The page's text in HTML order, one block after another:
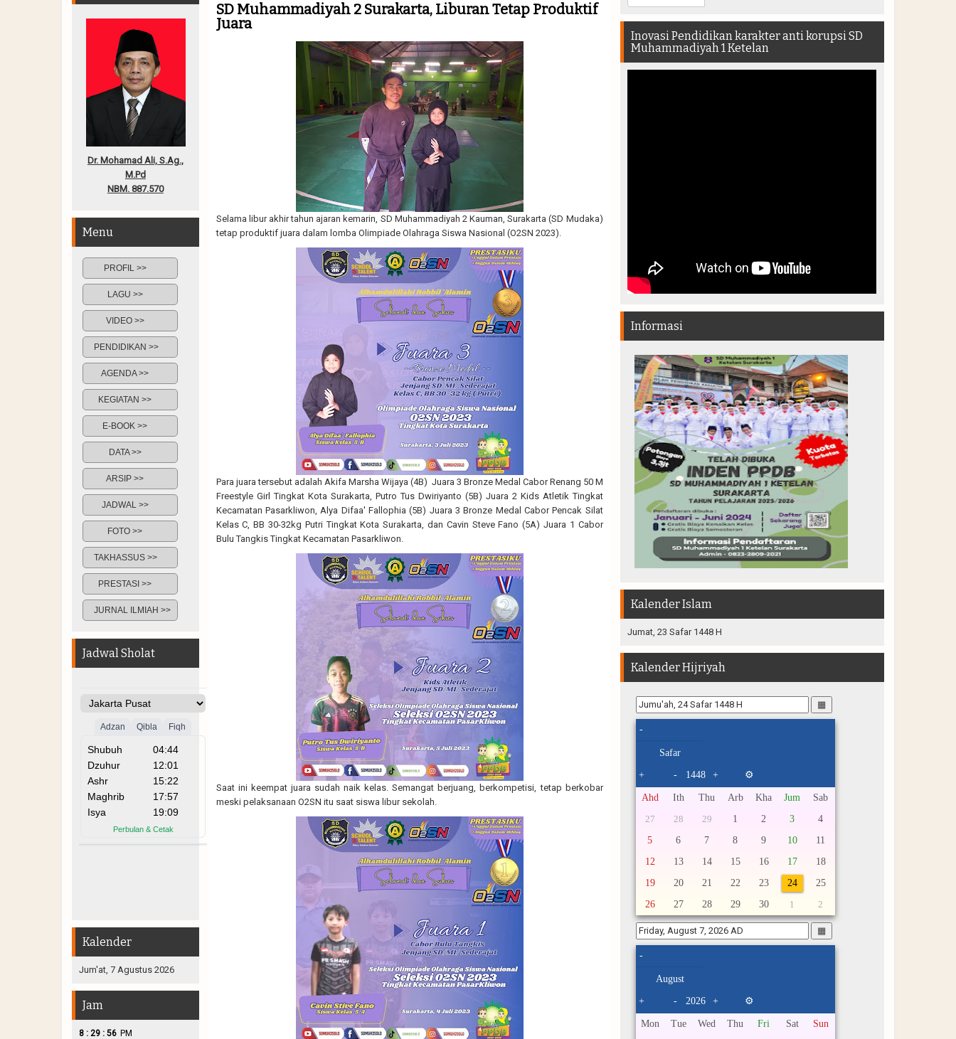
SD Muhammadiyah 2 Surakarta, Liburan Tetap Produktif
Juara
Selama libur akhir tahun ajaran kemarin, SD Muhammadiyah 2 Kauman, Surakarta (SD Mudaka)
tetap produktif juara dalam lomba Olimpiade Olahraga Siswa Nasional (O2SN 2023).
Para juara tersebut adalah Akifa Marsha Wijaya (4B) Juara 3 Bronze Medal Cabor Renang 50 M
Freestyle Girl Tingkat Kota Surakarta, Putro Tus Dwiriyanto (5B) Juara 2 Kids Atletik Tingkat
Kecamatan Pasarkliwon, Alya Difaa' Fallophia (5B) Juara 3 Bronze Medal Cabor Pencak Silat
Kelas C, BB 30-32kg Putri Tingkat Kota Surakarta, dan Cavin Steve Fano (5A) Juara 1 Cabor
Bulu Tangkis Tingkat Kecamatan Pasarkliwon.
Saat ini keempat juara sudah naik kelas. Semangat berjuang, berkompetisi, tetap berkobar
meski pelaksanaan O2SN itu saat siswa libur sekolah.
Dr. Mohamad Ali, S.Ag.,
M.Pd
NBM. 887.570
Menu
PROFIL >>
LAGU >>
VIDEO >>
PENDIDIKAN >>
AGENDA >>
KEGIATAN >>
E-BOOK >>
DATA >>
ARSIP >>
JADWAL >>
FOTO >>
TAKHASSUS >>
PRESTASI >>
JURNAL ILMIAH >>
Jadwal Sholat
Kalender
Jum'at, 7 Agustus 2026
Jam
8 : 29 : 58 PM
Inovasi Pendidikan karakter anti korupsi SD
Muhammadiyah 1 Ketelan
Informasi
Kalender Islam
Jumat, 23 Safar 1448 H
Kalender Hijriyah
▦
-
+ - + ⚙
Ahd Ith Thu Arb Kha Jum Sab
27 28 29 1 2 3
4
5
6 7 8 9 10
11
12
13 14 15 16 17
18
19
20 21 22 23 24
25
26
27 28 29 30 1 2
▦
-
+ - + ⚙
Mon Tue Wed Thu Fri Sat Sun